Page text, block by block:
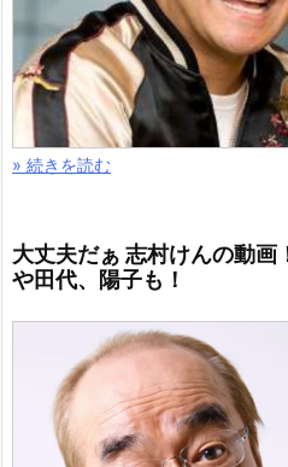
» 続きを読む
大丈夫だぁ 志村けんの動
や田代、陽子も！